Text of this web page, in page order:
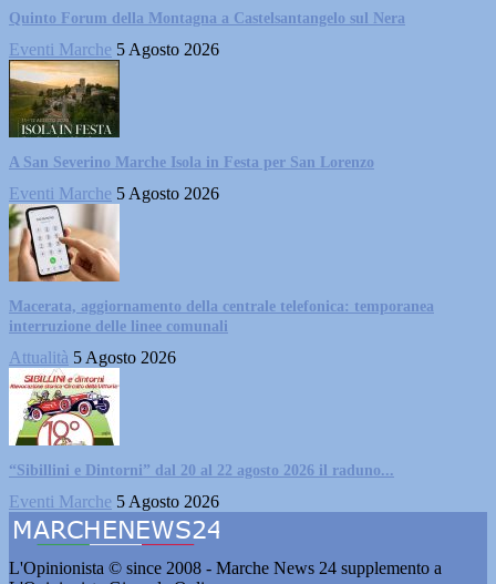
Quinto Forum della Montagna a Castelsantangelo sul Nera
Eventi Marche 5 Agosto 2026
A San Severino Marche Isola in Festa per San Lorenzo
Eventi Marche 5 Agosto 2026
Macerata, aggiornamento della centrale telefonica: temporanea
interruzione delle linee comunali
Attualità 5 Agosto 2026
“Sibillini e Dintorni” dal 20 al 22 agosto 2026 il raduno...
Eventi Marche 5 Agosto 2026
L'Opinionista © since 2008 - Marche News 24 supplemento a